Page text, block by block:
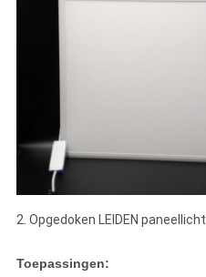
2. Opgedoken LEIDEN paneellicht
Toepassingen: